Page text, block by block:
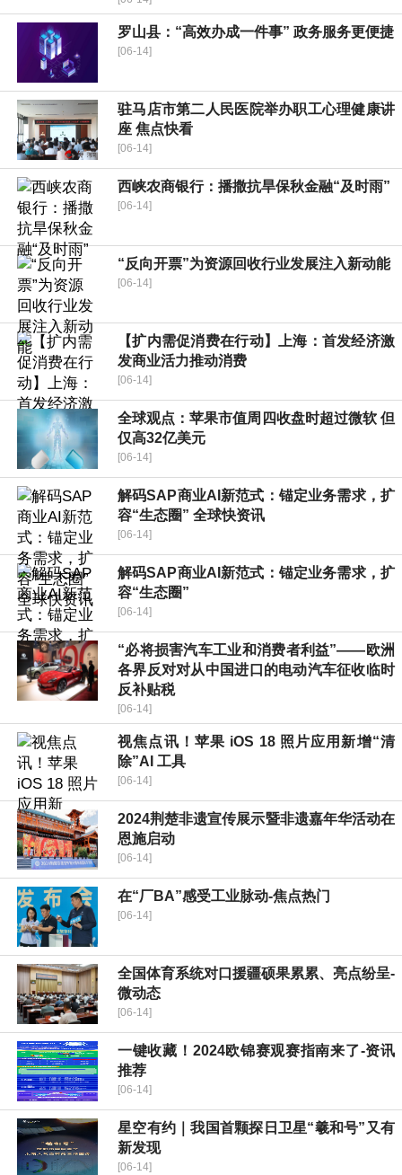
罗山县：“高效办成一件事” 政务服务更便捷
[06-14]
驻马店市第二人民医院举办职工心理健康讲
座 焦点快看
[06-14]
西峡农商银行：播撒抗旱保秋金融“及时雨”
[06-14]
“反向开票”为资源回收行业发展注入新动能
[06-14]
【扩内需促消费在行动】上海：首发经济激
发商业活力推动消费
[06-14]
全球观点：苹果市值周四收盘时超过微软 但
仅高32亿美元
[06-14]
解码SAP商业AI新范式：锚定业务需求，扩
容“生态圈” 全球快资讯
[06-14]
解码SAP商业AI新范式：锚定业务需求，扩
容“生态圈”
[06-14]
“必将损害汽车工业和消费者利益”——欧洲
各界反对对从中国进口的电动汽车征收临时
反补贴税
[06-14]
视焦点讯！苹果 iOS 18 照片应用新增“清
除”AI 工具
[06-14]
2024荆楚非遗宣传展示暨非遗嘉年华活动在
恩施启动
[06-14]
在“厂BA”感受工业脉动-焦点热门
[06-14]
全国体育系统对口援疆硕果累累、亮点纷呈-
微动态
[06-14]
一键收藏！2024欧锦赛观赛指南来了-资讯
推荐
[06-14]
星空有约｜我国首颗探日卫星“羲和号”又有
新发现
[06-14]